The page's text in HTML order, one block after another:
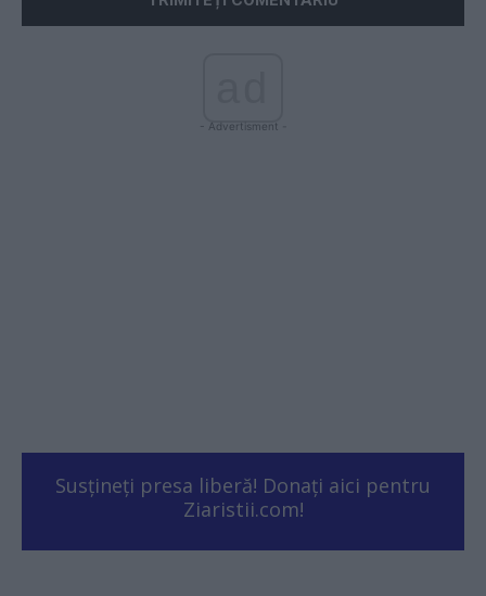
- Advertisment -
Susțineți presa liberă! Donați aici pentru
Ziaristii.com!